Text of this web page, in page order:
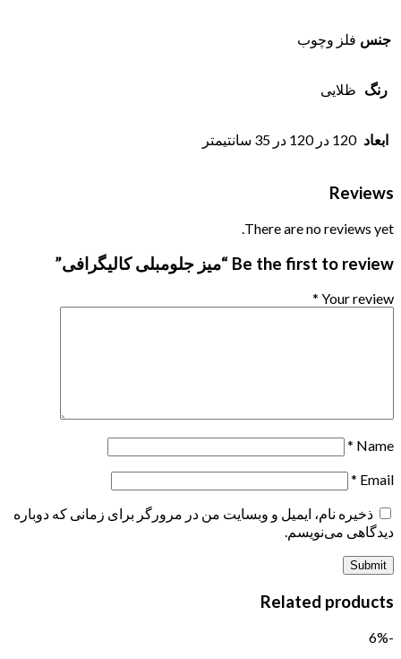
جنس فلز وچوب
رنگ ظلایی
ابعاد 120 در 120 در 35 سانتیمتر
Reviews
There are no reviews yet.
Be the first to review “میز جلومبلی کالیگرافی”
Your review
*
Name
*
Email
*
ذخیره نام، ایمیل و وبسایت من در مرورگر برای زمانی که دوباره
دیدگاهی می‌نویسم.
Related products
-6%